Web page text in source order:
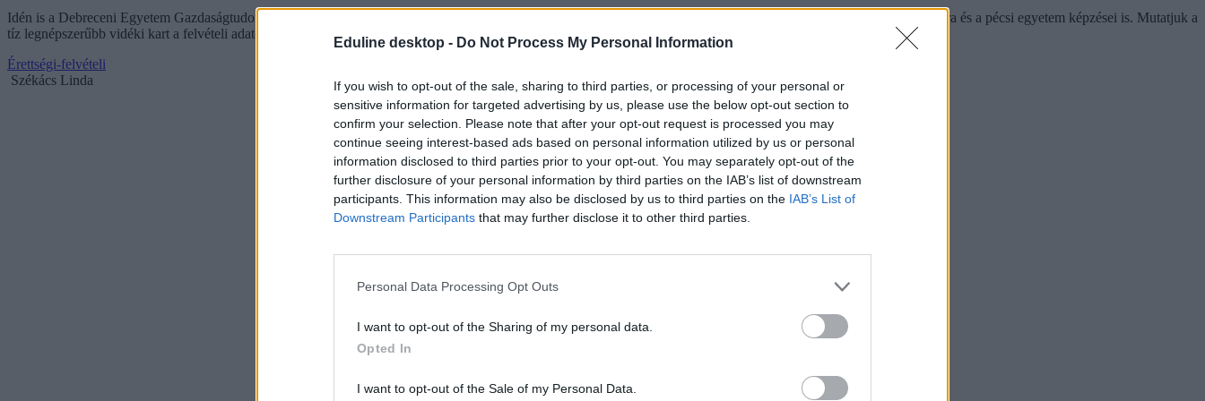
Eduline desktop - Do Not Process My Personal Information
If you wish to opt-out of the sale, sharing to third parties, or processing of your personal or
sensitive information for targeted advertising by us, please use the below opt-out section to
confirm your selection. Please note that after your opt-out request is processed you may
continue seeing interest-based ads based on personal information utilized by us or personal
information disclosed to third parties prior to your opt-out. You may separately opt-out of the
further disclosure of your personal information by third parties on the IAB’s list of downstream
participants. This information may also be disclosed by us to third parties on the IAB’s List of
Downstream Participants that may further disclose it to other third parties.
Personal Data Processing Opt Outs
I want to opt-out of the Sharing of my personal data.
Opted In
I want to opt-out of the Sale of my Personal Data.
Idén is a Debreceni Egyetem Gazdaságtudományi Kara vonzotta a legtöbb vidéki egyetemre jelentkező felvételizőt, de népszerű célpont a szegedi egyetem bölcsészkara és a pécsi egyetem képzései is. Mutatjuk a
tíz legnépszerűbb vidéki kart a felvételi adatok alapján.
Érettségi-felvételi
Székács Linda